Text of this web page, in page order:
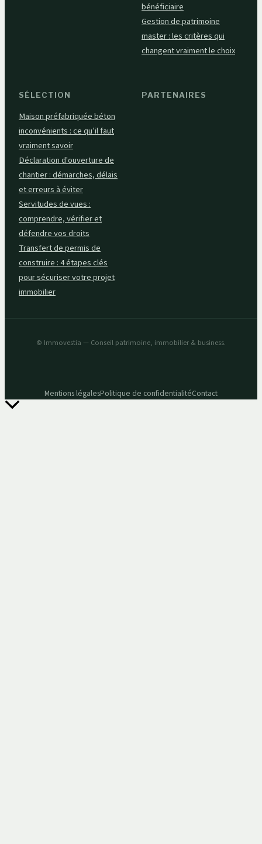
bénéficiaire
Gestion de patrimoine
master : les critères qui
changent vraiment le choix
SÉLECTION
Maison préfabriquée béton
inconvénients : ce qu’il faut
vraiment savoir
Déclaration d'ouverture de
chantier : démarches, délais
et erreurs à éviter
Servitudes de vues :
comprendre, vérifier et
défendre vos droits
Transfert de permis de
construire : 4 étapes clés
pour sécuriser votre projet
immobilier
PARTENAIRES
© Immovestia — Conseil patrimoine, immobilier & business.
Mentions légalesPolitique de confidentialitéContact